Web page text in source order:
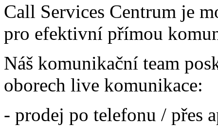
Call Services Centrum je
pro efektivní přímou
Náš komunikační team
oborech live komunikace:
- prodej po telefonu / přes